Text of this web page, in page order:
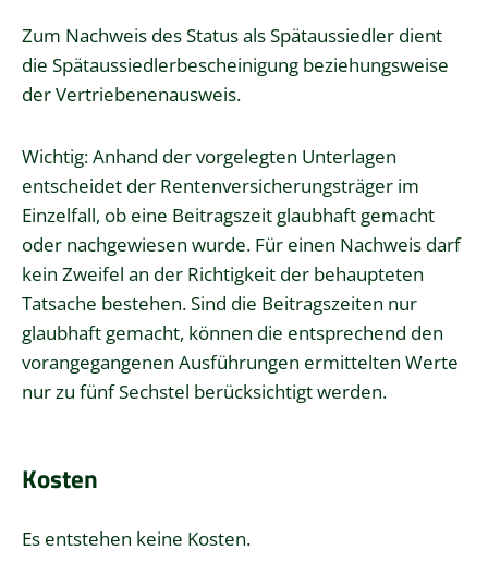
Zum Nachweis des Status als Spätaussiedler dient
die Spätaussiedlerbescheinigung beziehungsweise
der Vertriebenenausweis.
Wichtig: Anhand der vorgelegten Unterlagen
entscheidet der Rentenversicherungsträger im
Einzelfall, ob eine Beitragszeit glaubhaft gemacht
oder nachgewiesen wurde. Für einen Nachweis darf
kein Zweifel an der Richtigkeit der behaupteten
Tatsache bestehen. Sind die Beitragszeiten nur
glaubhaft gemacht, können die entsprechend den
vorangegangenen Ausführungen ermittelten Werte
nur zu fünf Sechstel berücksichtigt werden.
Kosten
Es entstehen keine Kosten.